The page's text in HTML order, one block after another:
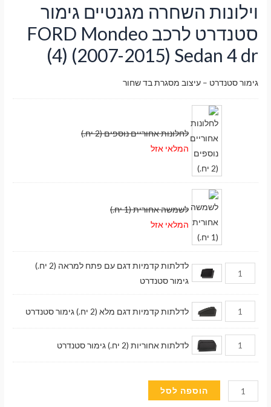
וילונות השחרה מגנטיים גימור
סטנדרט לרכב FORD Mondeo
(4) (2007-2015) Sedan 4 dr
גימור סטנדרט – עיצוב מסגרת בד שחור
לחלונות אחוריים נוספים (2 יח.)
המלאי אזל
לשמשה אחורית (1 יח.)
המלאי אזל
לדלתות קדמיות דגם עם פתח למראה (2 יח.)
גימור סטנדרט
לדלתות קדמיות דגם מלא (2 יח.) גימור סטנדרט
לדלתות אחוריות (2 יח.) גימור סטנדרט
כמות
של
הוספה לסל